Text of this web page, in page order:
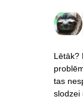
Lētāk?
tas
slodzei